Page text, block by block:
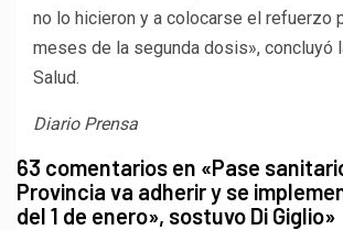
no lo hicieron y a colocarse el refuerzo
meses de la segunda dosis», concluyó
Salud.
Diario Prensa
63 comentarios en «Pase
Provincia va adherir y se
del 1 de enero», sostuvo Di Giglio»